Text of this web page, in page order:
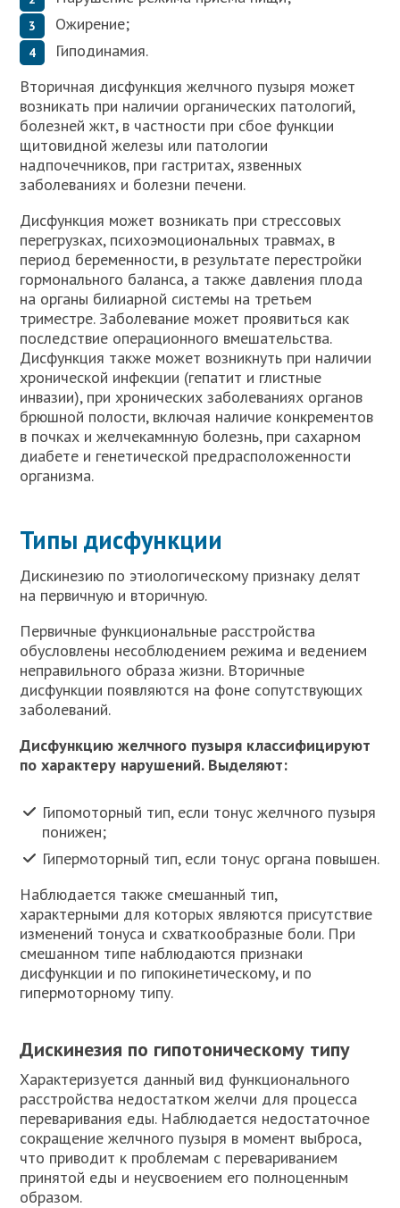
Ожирение;
Гиподинамия.
Вторичная дисфункция желчного пузыря может
возникать при наличии органических патологий,
болезней жкт, в частности при сбое функции
щитовидной железы или патологии
надпочечников, при гастритах, язвенных
заболеваниях и болезни печени.
Дисфункция может возникать при стрессовых
перегрузках, психоэмоциональных травмах, в
период беременности, в результате перестройки
гормонального баланса, а также давления плода
на органы билиарной системы на третьем
триместре. Заболевание может проявиться как
последствие операционного вмешательства.
Дисфункция также может возникнуть при наличии
хронической инфекции (гепатит и глистные
инвазии), при хронических заболеваниях органов
брюшной полости, включая наличие конкрементов
в почках и желчекамнную болезнь, при сахарном
диабете и генетической предрасположенности
организма.
Типы дисфункции
Дискинезию по этиологическому признаку делят
на первичную и вторичную.
Первичные функциональные расстройства
обусловлены несоблюдением режима и ведением
неправильного образа жизни. Вторичные
дисфункции появляются на фоне сопутствующих
заболеваний.
Дисфункцию желчного пузыря классифицируют
по характеру нарушений. Выделяют:
Гипомоторный тип, если тонус желчного пузыря
понижен;
Гипермоторный тип, если тонус органа повышен.
Наблюдается также смешанный тип,
характерными для которых являются присутствие
изменений тонуса и схваткообразные боли. При
смешанном типе наблюдаются признаки
дисфункции и по гипокинетическому, и по
гипермоторному типу.
Дискинезия по гипотоническому типу
Характеризуется данный вид функционального
расстройства недостатком желчи для процесса
переваривания еды. Наблюдается недостаточное
сокращение желчного пузыря в момент выброса,
что приводит к проблемам с перевариванием
принятой еды и неусвоением его полноценным
образом.